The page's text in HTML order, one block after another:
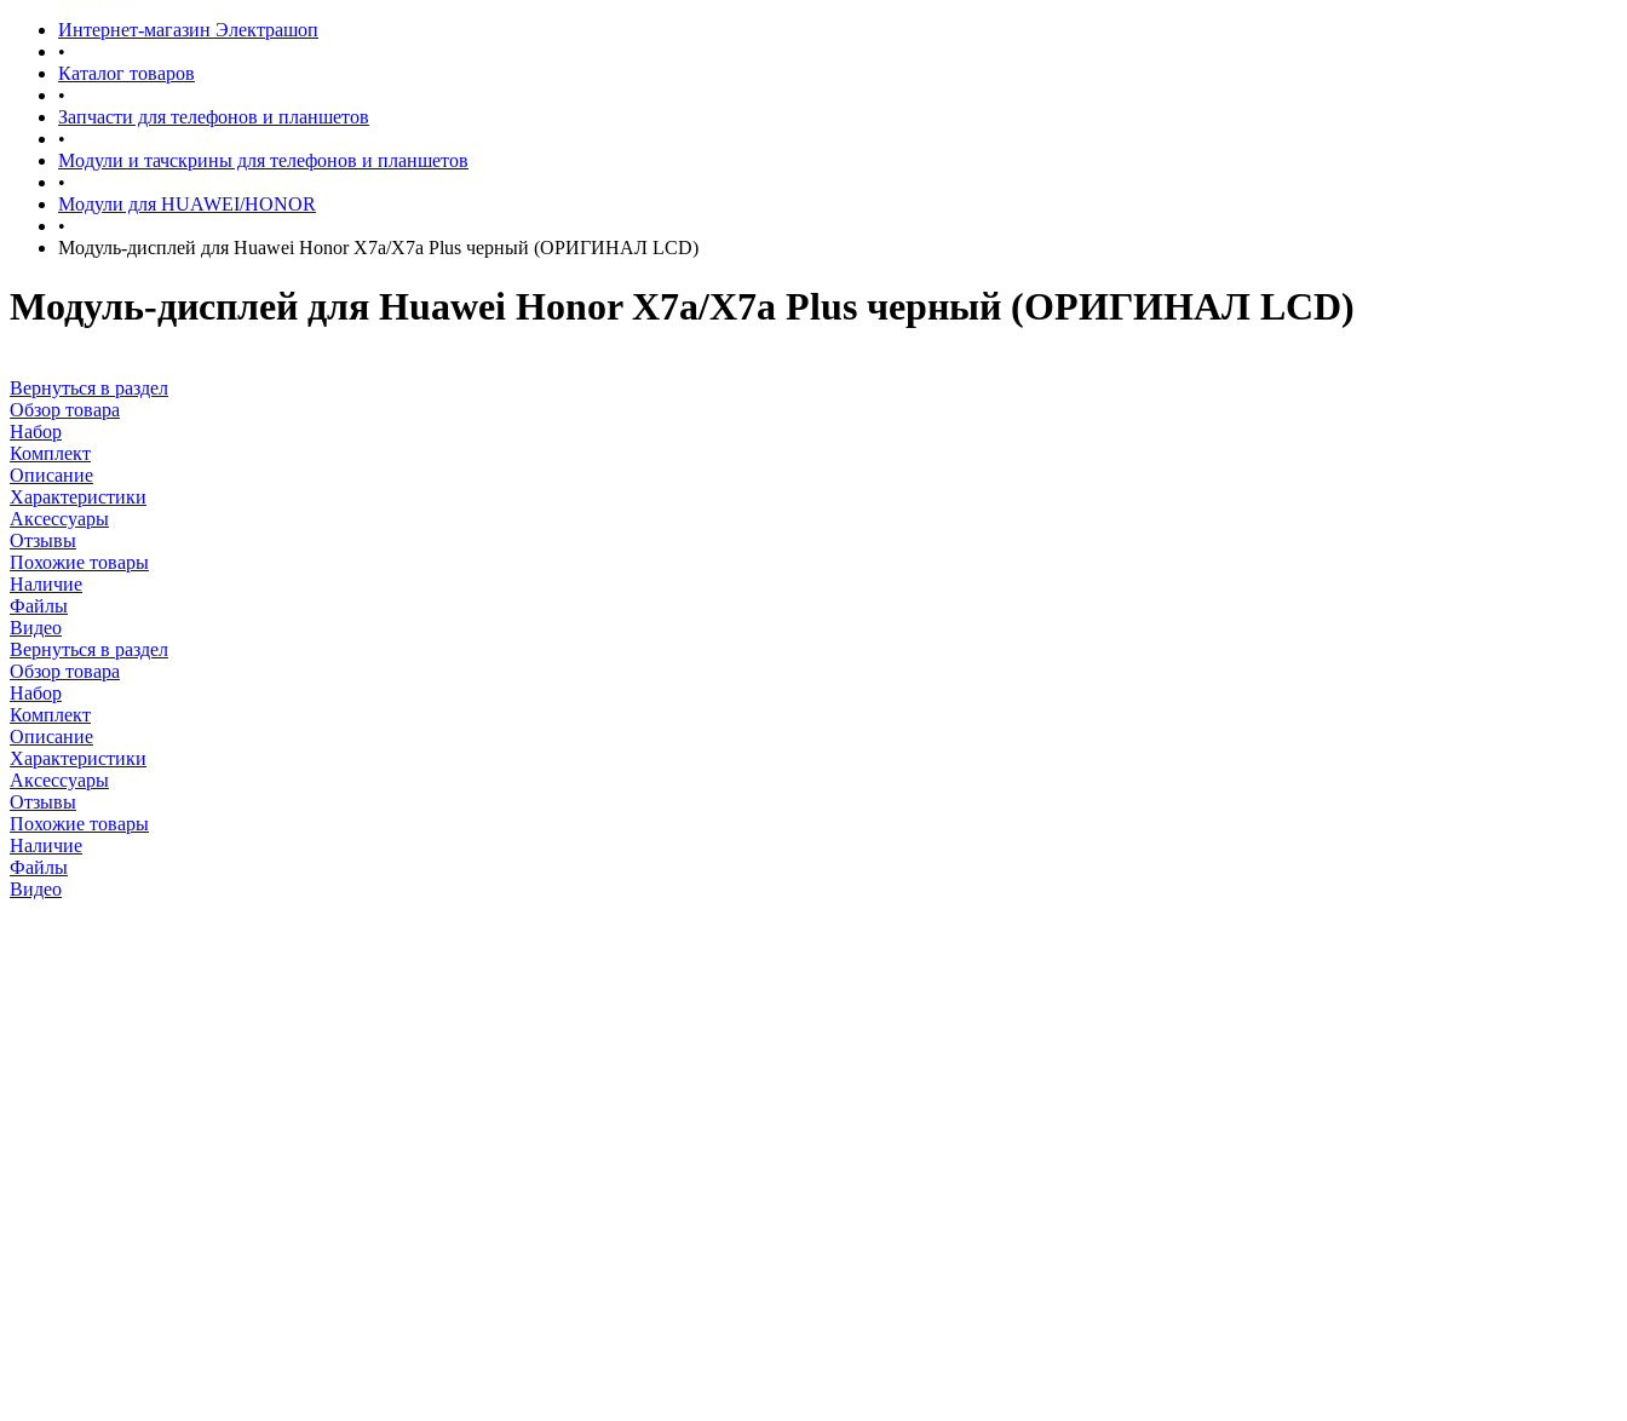
Интернет-магазин Электрашоп
•
Каталог товаров
•
Запчасти для телефонов и планшетов
•
Модули и тачскрины для телефонов и планшетов
•
Модули для HUAWEI/HONOR
•
Модуль-дисплей для Huawei Honor X7a/X7a Plus черный (ОРИГИНАЛ LCD)
Модуль-дисплей для Huawei Honor X7a/X7a Plus черный (ОРИГИНАЛ LCD)
Вернуться в раздел
Обзор товара
Набор
Комплект
Описание
Характеристики
Аксессуары
Отзывы
Похожие товары
Наличие
Файлы
Видео
Вернуться в раздел
Обзор товара
Набор
Комплект
Описание
Характеристики
Аксессуары
Отзывы
Похожие товары
Наличие
Файлы
Видео